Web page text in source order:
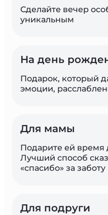
Сделайте вечер
уникальным
На день
Подарок, который
эмоции,
Для мамы
Подарите ей время
Лучший способ
«спасибо» за заботу
Для подруги